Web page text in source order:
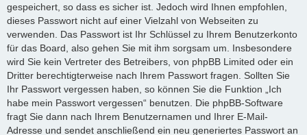
gespeichert, so dass es sicher ist. Jedoch wird Ihnen empfohlen,
dieses Passwort nicht auf einer Vielzahl von Webseiten zu
verwenden. Das Passwort ist Ihr Schlüssel zu Ihrem Benutzerkonto
für das Board, also gehen Sie mit ihm sorgsam um. Insbesondere
wird Sie kein Vertreter des Betreibers, von phpBB Limited oder ein
Dritter berechtigterweise nach Ihrem Passwort fragen. Sollten Sie
Ihr Passwort vergessen haben, so können Sie die Funktion „Ich
habe mein Passwort vergessen“ benutzen. Die phpBB-Software
fragt Sie dann nach Ihrem Benutzernamen und Ihrer E-Mail-
Adresse und sendet anschließend ein neu generiertes Passwort an